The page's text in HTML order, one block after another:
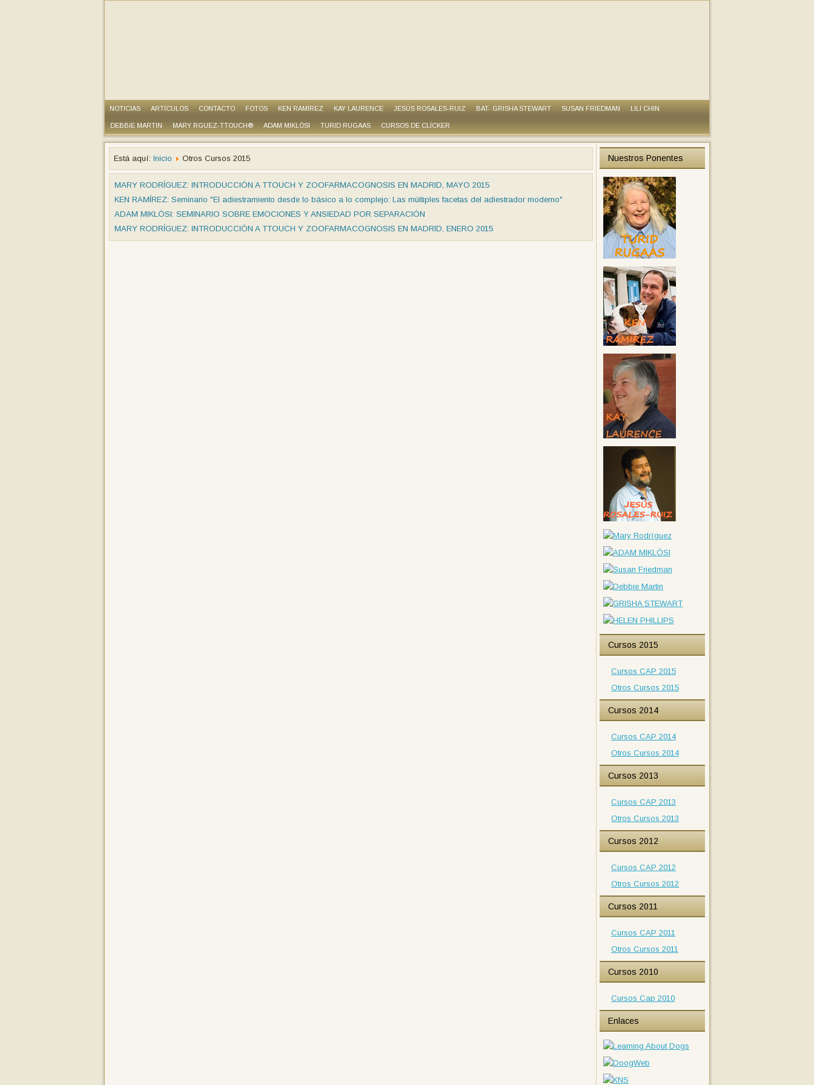
NOTICIAS ARTÍCULOS CONTACTO FOTOS KEN RAMÍREZ KAY LAURENCE JESÚS ROSALES-RUIZ BAT- GRISHA STEWART SUSAN FRIEDMAN LILI CHIN
DEBBIE MARTIN MARY RGUEZ-TTOUCH® ADAM MIKLÓSI TURID RUGAAS CURSOS DE CLÍCKER
Está aquí: Inicio Otros Cursos 2015
MARY RODRÍGUEZ: INTRODUCCIÓN A TTOUCH Y ZOOFARMACOGNOSIS EN MADRID, MAYO 2015
KEN RAMÍREZ: Seminario "El adiestramiento desde lo básico a lo complejo: Las múltiples facetas del adiestrador moderno"
ADAM MIKLÓSI: SEMINARIO SOBRE EMOCIONES Y ANSIEDAD POR SEPARACIÓN
MARY RODRÍGUEZ: INTRODUCCIÓN A TTOUCH Y ZOOFARMACOGNOSIS EN MADRID, ENERO 2015
Nuestros Ponentes
Cursos 2015
Cursos CAP 2015
Otros Cursos 2015
Cursos 2014
Cursos CAP 2014
Otros Cursos 2014
Cursos 2013
Cursos CAP 2013
Otros Cursos 2013
Cursos 2012
Cursos CAP 2012
Otros Cursos 2012
Cursos 2011
Cursos CAP 2011
Otros Cursos 2011
Cursos 2010
Cursos Cap 2010
Enlaces